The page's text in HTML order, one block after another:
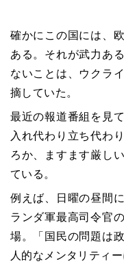
確かにこの国には、
ある。それが武力あ
ないことは、ウクラ
摘していた。
最近の報道番組を見
入れ代わり立ち代わ
ろか、ますます厳し
ている。
例えば、日曜の昼間
ランダ軍最高司令官
場。「国民の問題は
人的なメンタリティー